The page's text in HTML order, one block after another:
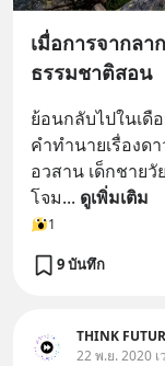
เมื่อการจากลา
ธรรมชาติสอน
ย้อนกลับไปในเ
คำทำนายเรื่องด
อวสาน เด็กชาย
โจม... ดูเพิ่มเติม
1
9 บันทึก
THINK
22 พ.ย. 2020